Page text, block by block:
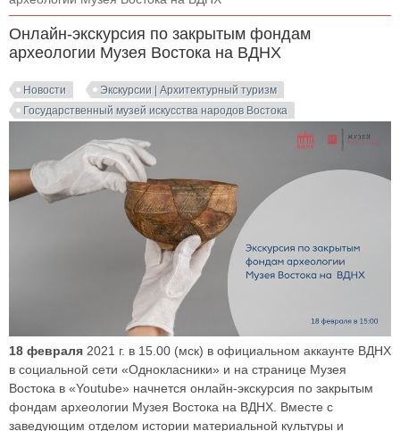
Онлайн-экскурсия по закрытым фондам
археологии Музея Востока на ВДНХ
Новости
Экскурсии | Архитектурный туризм
Государственный музей искусства народов Востока
18 февраля 2021 г. в 15.00 (мск) в официальном аккаунте ВДНХ
в социальной сети «Однокласники» и на странице Музея
Востока в «Youtube» начнется онлайн-экскурсия по закрытым
фондам археологии Музея Востока на ВДНХ. Вместе с
заведующим отделом истории материальной культуры и